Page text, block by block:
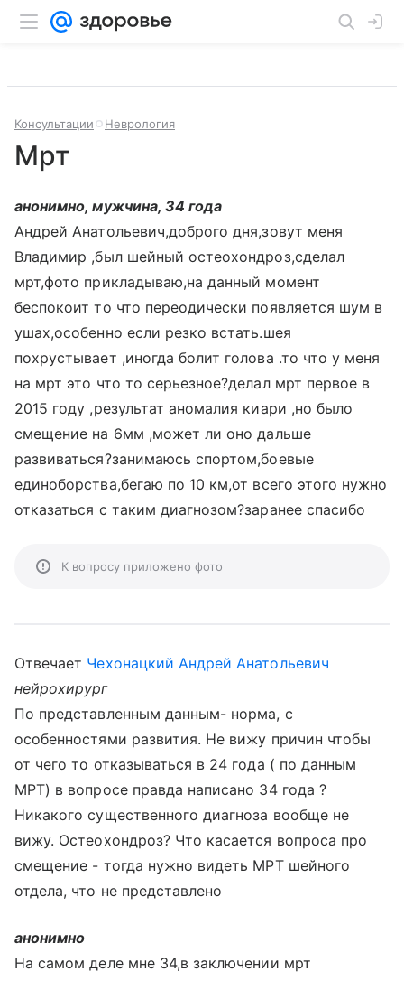
Консультации Неврология
Мрт
анонимно, мужчина, 34 года
Андрей Анатольевич,доброго дня,зовут меня
Владимир ,был шейный остеохондроз,сделал
мрт,фото прикладываю,на данный момент
беспокоит то что переодически появляется шум в
ушах,особенно если резко встать.шея
похрустывает ,иногда болит голова .то что у меня
на мрт это что то серьезное?делал мрт первое в
2015 году ,результат аномалия киари ,но было
смещение на 6мм ,может ли оно дальше
развиваться?занимаюсь спортом,боевые
единоборства,бегаю по 10 км,от всего этого нужно
отказаться с таким диагнозом?заранее спасибо
К вопросу приложено фото
Отвечает Чехонацкий Андрей Анатольевич
нейрохирург
По представленным данным- норма, с
особенностями развития. Не вижу причин чтобы
от чего то отказываться в 24 года ( по данным
МРТ) в вопросе правда написано 34 года ?
Никакого существенного диагноза вообще не
вижу. Остеохондроз? Что касается вопроса про
смещение - тогда нужно видеть МРТ шейного
отдела, что не представлено
анонимно
На самом деле мне 34,в заключении мрт